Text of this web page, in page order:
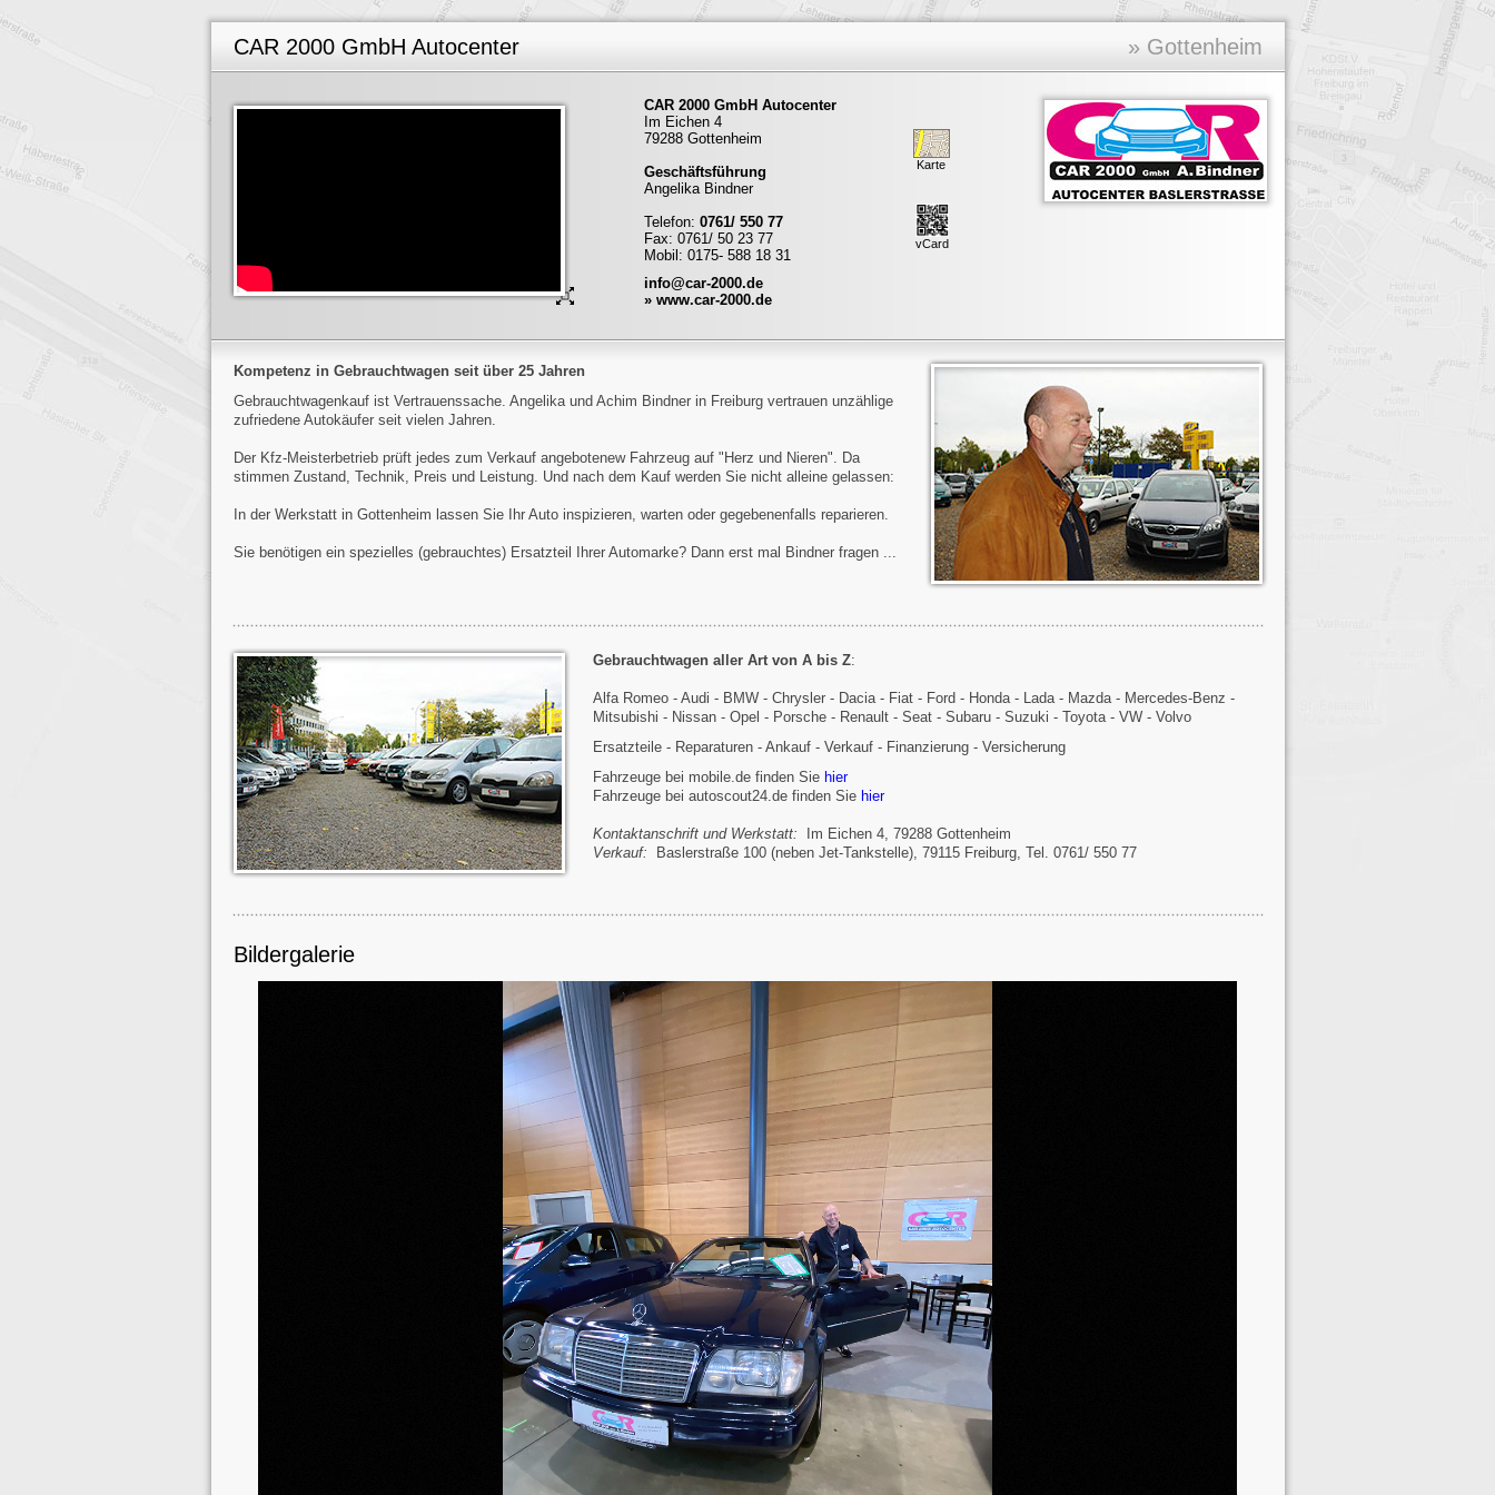
CAR 2000 GmbH Autocenter » Gottenheim
CAR 2000 GmbH Autocenter
Im Eichen 4
79288 Gottenheim
Karte
Geschäftsführung
Angelika Bindner
Telefon: 0761/ 550 77
Fax: 0761/ 50 23 77
Mobil: 0175- 588 18 31
info@car-2000.de
» www.car-2000.de
vCard
Kompetenz in Gebrauchtwagen seit über 25 Jahren
Gebrauchtwagenkauf ist Vertrauenssache. Angelika und Achim Bindner in Freiburg vertrauen unzählige
zufriedene Autokäufer seit vielen Jahren.
Der Kfz-Meisterbetrieb prüft jedes zum Verkauf angebotenew Fahrzeug auf "Herz und Nieren". Da
stimmen Zustand, Technik, Preis und Leistung. Und nach dem Kauf werden Sie nicht alleine gelassen:
In der Werkstatt in Gottenheim lassen Sie Ihr Auto inspizieren, warten oder gegebenenfalls reparieren.
Sie benötigen ein spezielles (gebrauchtes) Ersatzteil Ihrer Automarke? Dann erst mal Bindner fragen ...
Gebrauchtwagen aller Art von A bis Z:
Alfa Romeo - Audi - BMW - Chrysler - Dacia - Fiat - Ford - Honda - Lada - Mazda - Mercedes-Benz -
Mitsubishi - Nissan - Opel - Porsche - Renault - Seat - Subaru - Suzuki - Toyota - VW - Volvo
Ersatzteile - Reparaturen - Ankauf - Verkauf - Finanzierung - Versicherung
Fahrzeuge bei mobile.de finden Sie hier
Fahrzeuge bei autoscout24.de finden Sie hier
Kontaktanschrift und Werkstatt:
Im Eichen 4, 79288 Gottenheim
Verkauf:
Baslerstraße 100 (neben Jet-Tankstelle), 79115 Freiburg, Tel. 0761/ 550 77
Bildergalerie